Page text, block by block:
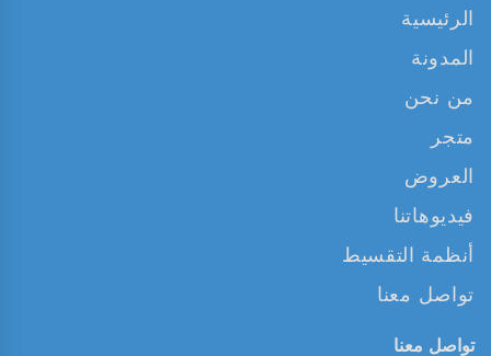
الرئيسية
المدونة
من نحن
متجر
العروض
فيديوهاتنا
أنظمة التقسيط
تواصل معنا
تواصل معنا